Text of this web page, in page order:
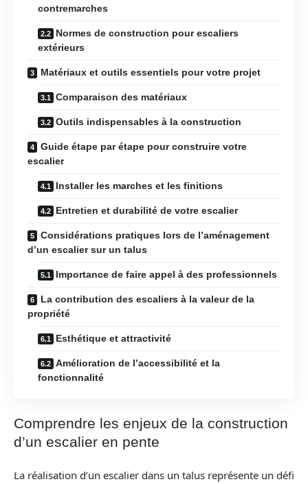
contremarches
Normes de construction pour escaliers
extérieurs
Matériaux et outils essentiels pour votre projet
Comparaison des matériaux
Outils indispensables à la construction
Guide étape par étape pour construire votre
escalier
Installer les marches et les finitions
Entretien et durabilité de votre escalier
Considérations pratiques lors de l’aménagement
d’un escalier sur un talus
Importance de faire appel à des professionnels
La contribution des escaliers à la valeur de la
propriété
Esthétique et attractivité
Amélioration de l’accessibilité et la
fonctionnalité
Comprendre les enjeux de la construction
d’un escalier en pente
La réalisation d’un escalier dans un talus représente un défi